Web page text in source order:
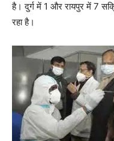
है। दुर्ग में 1 और रायपुर में 7
रहा है।